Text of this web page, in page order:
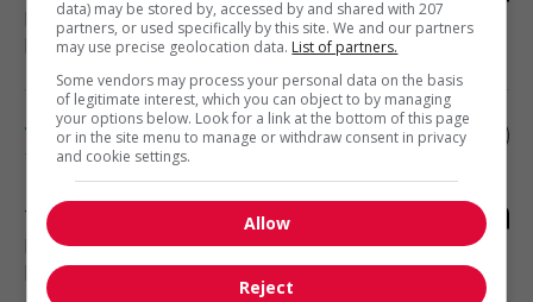
Droit et métiers reliés à la
protection du public
Technicien juridique en immobilier (ss -
15976)
Terrebonne
Droit et métiers reliés à la
protection du public
data) may be stored by, accessed by and shared with 207
partners, or used specifically by this site. We and our partners
may use precise geolocation data. List of partners.
Some vendors may process your personal data on the basis
of legitimate interest, which you can object to by managing
your options below. Look for a link at the bottom of this page
or in the site menu to manage or withdraw consent in privacy
and cookie settings.
Allow
Reject